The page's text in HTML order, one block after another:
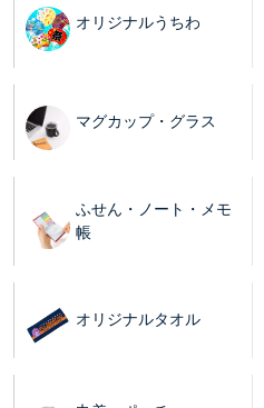
オリジナルうちわ
マグカップ・グラス
ふせん・ノート・メモ
帳
オリジナルタオル